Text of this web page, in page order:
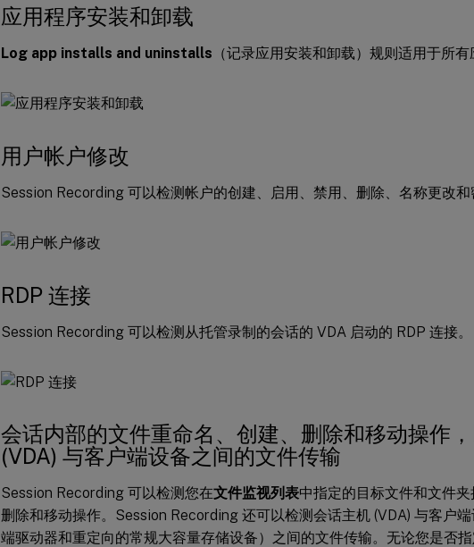
应用程序安装和卸载
Log app installs and uninstalls （记录应用安装和卸载）规则适用于所有
用户帐户修改
Session Recording 可以检测帐户的创建、启用、禁用、删除、名称更改和
RDP 连接
Session Recording 可以检测从托管录制的会话的 VDA 启动的 RDP 连接。
会话内部的文件重命名、创建、删除和移动操作
(VDA) 与客户端设备之间的文件传输
Session Recording 可以检测您在文件监视列表中指定的目标文件和文件夹
删除和移动操作。Session Recording 还可以检测会话主机 (VDA) 与客户
端驱动器和重定向的常规大容量存储设备）之间的文件传输。无论您是否